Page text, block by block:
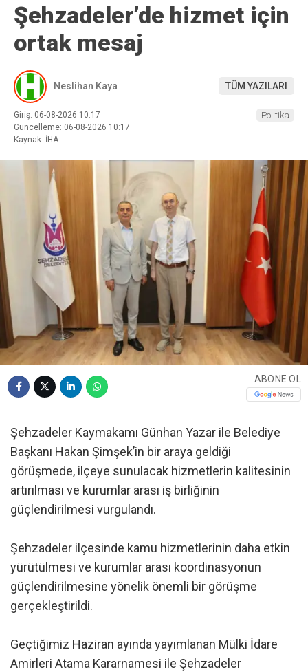
Şehzadeler’de hizmet için
ortak mesaj
Neslihan Kaya TÜM YAZILARI
Giriş: 06-08-2026 10:17
Güncelleme: 06-08-2026 10:17
Kaynak: İHA
Politika
ABONE OL
Şehzadeler Kaymakamı Günhan Yazar ile Belediye
Başkanı Hakan Şimşek’in bir araya geldiği
görüşmede, ilçeye sunulacak hizmetlerin kalitesinin
artırılması ve kurumlar arası iş birliğinin
güçlendirilmesi vurgulandı.
Şehzadeler ilçesinde kamu hizmetlerinin daha etkin
yürütülmesi ve kurumlar arası koordinasyonun
güçlendirilmesine yönelik önemli bir görüşme
gerçekleştirildi.
Geçtiğimiz Haziran ayında yayımlanan Mülki İdare
Amirleri Atama Kararnamesi ile Şehzadeler